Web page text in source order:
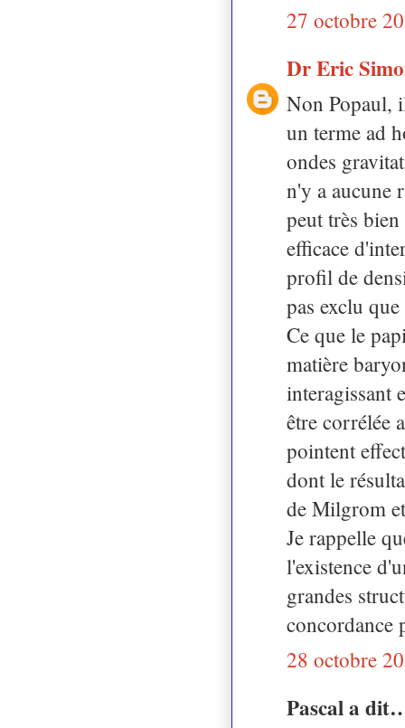
27 octobre
Dr Eric
Non Popaul,
un terme ad
ondes
n'y a aucune
peut très
efficace
profil de
pas exclu
Ce que le
matière
interagissant
être corrélée
pointent
dont le
de Milgrom
Je rappelle
l'existence
grandes
concordance
28 octobre
Pascal a